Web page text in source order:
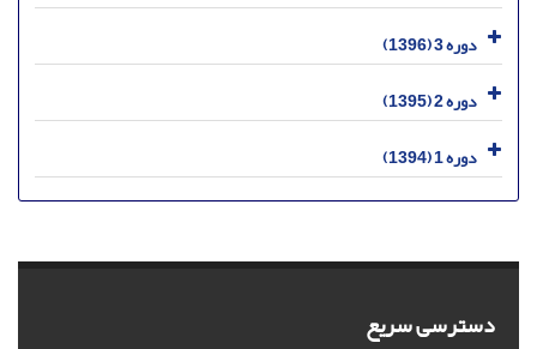
دوره 3 (1396)
دوره 2 (1395)
دوره 1 (1394)
دسترسی سریع